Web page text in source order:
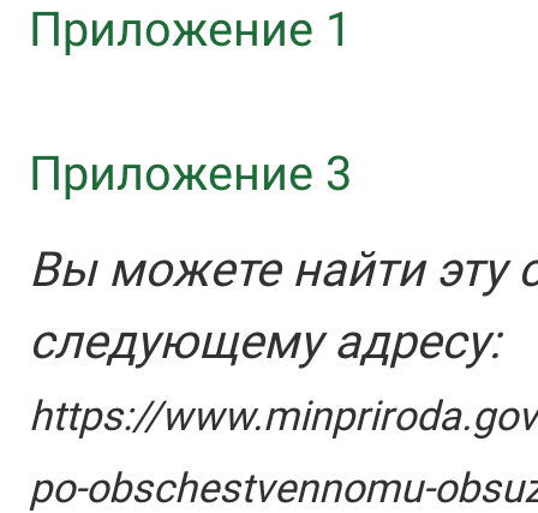
Приложение 1
Приложение 3
Вы можете найти эту
следующему адресу:
https://
po-obschestvennomu-